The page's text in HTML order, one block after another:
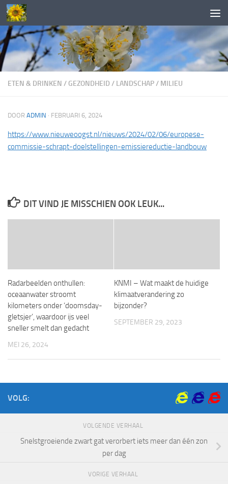
Doorgaan naar inhoud
ETEN & DRINKEN / GEZONDHEID / LANDSCHAP/ MILIEU
DOOR ADMIN · FEBRUARI 6, 2024
https://www.nieuweoogst.nl/nieuws/2024/02/06/europese-
commissie-schrapt-doelstellingen-emissiereductie-landbouw
DIT VIND JE MISSCHIEN OOK LEUK...
Radarbeelden onthullen:
oceaanwater stroomt
kilometers onder ‘doomsday-
gletsjer’, waardoor ijs veel
sneller smelt dan gedacht
MEI 26, 2024
KNMI – Wat maakt de huidige
klimaatverandering zo
bijzonder?
SEPTEMBER 29, 2023
VOLG:
VOLGENDE VERHAAL
Snelstgroeiende zwart gat verorbert iets meer dan één zon
per dag
VORIGE VERHAAL